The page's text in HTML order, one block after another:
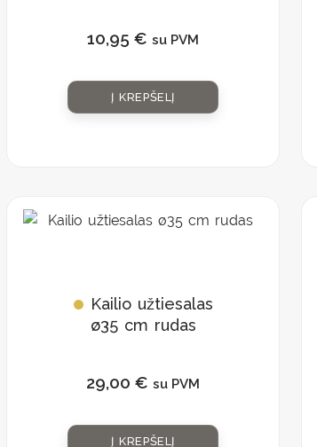
10,95 € su PVM
Į KREPŠELĮ
Kailio užtiesalas
ø35 cm rudas
29,00 € su PVM
Į KREPŠELĮ